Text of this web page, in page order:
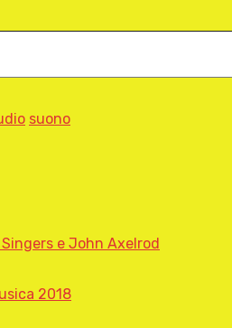
suono
e John Axelrod
2018